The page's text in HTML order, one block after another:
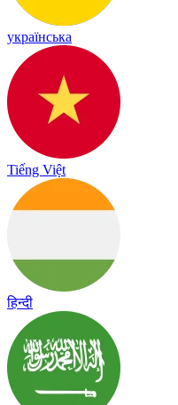
українська
Tiếng Việt
हिन्दी